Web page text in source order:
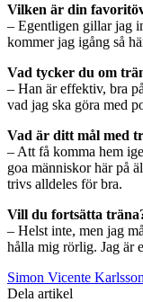
Vilken är din
– Egentligen gillar jag
kommer jag igång så
Vad tycker du om
– Han är effektiv, bra
vad jag ska göra med
Vad är ditt mål med
– Att få komma hem
goa människor här på
trivs alldeles för bra.
Vill du fortsätta
– Helst inte, men jag
hålla mig rörlig. Jag är
Simon Vicente Karlsson
Dela artikel